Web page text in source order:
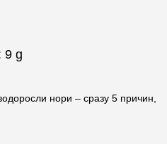
9 g
нори – сразу 5 причин,